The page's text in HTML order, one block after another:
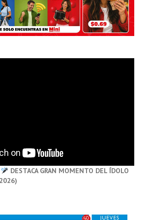
DESTACA GRAN MOMENTO DEL ÍDOLO